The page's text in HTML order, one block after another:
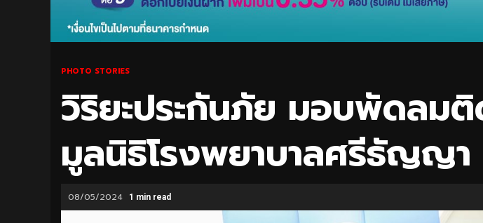
PHOTO STORIES
วิริยะประกันภัย มอบพัดลม
มูลนิธิโรงพยาบาลศรีธัญญา
08/05/2024 1 min read